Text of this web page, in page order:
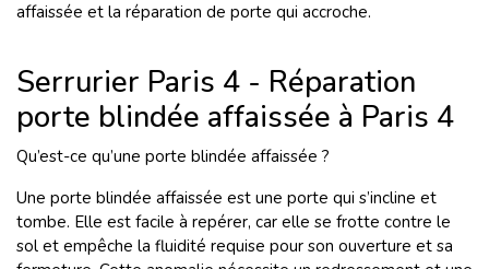
affaissée et la réparation de porte qui accroche.
Serrurier Paris 4 - Réparation
porte blindée affaissée à Paris 4
Qu’est-ce qu’une porte blindée affaissée ?
Une porte blindée affaissée est une porte qui s’incline et
tombe. Elle est facile à repérer, car elle se frotte contre le
sol et empêche la fluidité requise pour son ouverture et sa